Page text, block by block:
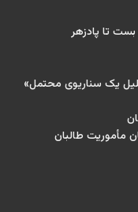
بست تا پادزهر
یک سناریوی محتمل»
مأموریت طالبان